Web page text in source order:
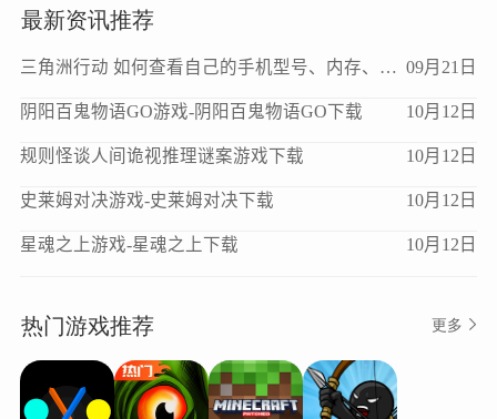
最新资讯推荐
三角洲行动 如何查看自己的手机型号、内存、处理器、版本等信息？ 09月21日
阴阳百鬼物语GO游戏-阴阳百鬼物语GO下载 10月12日
规则怪谈人间诡视推理谜案游戏下载 10月12日
史莱姆对决游戏-史莱姆对决下载 10月12日
星魂之上游戏-星魂之上下载 10月12日
热门游戏推荐 更多